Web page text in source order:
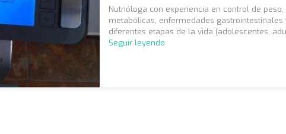
Nutrióloga con experiencia en control de
metabólicas, enfermedades
diferentes etapas de la vida (adolescentes,
Seguir leyendo